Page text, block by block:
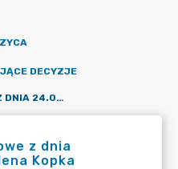
DECYZJE
OŚWIADCZENIE MAJĄTKOWE Z DNIA 24.04.2025R. - MAGDALENA KOPKA
z dnia
Kopka